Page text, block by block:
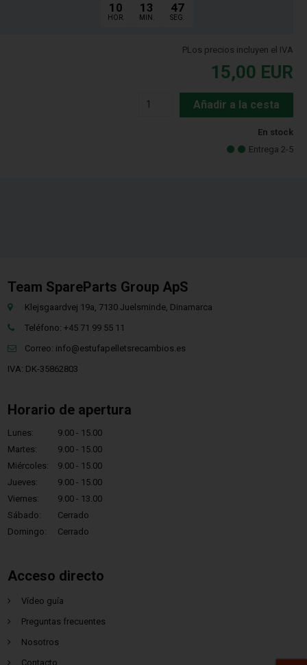
10
HOR.
13
MIN.
47
SEG.
PLos precios incluyen el IVA
15,00 EUR
Añadir a la cesta
En stock
Entrega 2-5
Team SpareParts Group ApS
Klejsgaardvej 19a, 7130 Juelsminde, Dinamarca
Teléfono: +45 71 99 55 11
Correo: info@estufapelletsrecambios.es
IVA: DK-35862803
Horario de apertura
Lunes:
9.00 - 15.00
Martes:
9.00 - 15.00
Miércoles:
9.00 - 15.00
Jueves:
9.00 - 15.00
Viernes:
9.00 - 13.00
Sábado:
Cerrado
Domingo:
Cerrado
Acceso directo
Vídeo guía
Preguntas frecuentes
Nosotros
Contacto